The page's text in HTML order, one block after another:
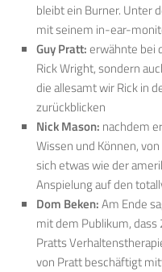
bleibt ein Burner. Unter
mit seinem in-ear-
Guy Pratt:erwähnte bei
Rick Wright, sondern
die allesamt wir Rick in
zurückblicken
Nick Mason: nachdem
Wissen und Können,
sich etwas wie der
Anspielung auf den
Dom Beken:Am Ende
mit dem Publikum, dass
Pratts
von Pratt beschäftigt